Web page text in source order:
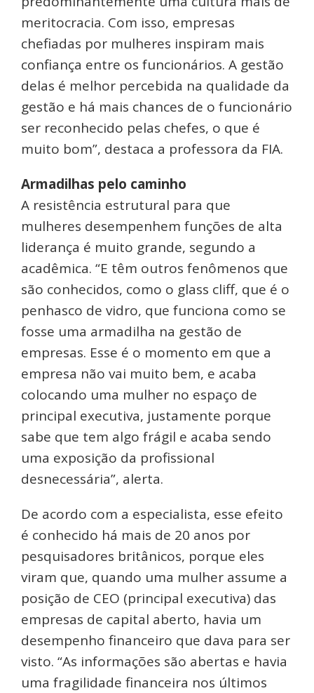
meritocracia. Com isso, empresas
chefiadas por mulheres inspiram mais
confiança entre os funcionários. A gestão
delas é melhor percebida na qualidade da
gestão e há mais chances de o funcionário
ser reconhecido pelas chefes, o que é
muito bom”, destaca a professora da FIA.
Armadilhas pelo caminho
A resistência estrutural para que
mulheres desempenhem funções de alta
liderança é muito grande, segundo a
acadêmica. “E têm outros fenômenos que
são conhecidos, como o glass cliff, que é o
penhasco de vidro, que funciona como se
fosse uma armadilha na gestão de
empresas. Esse é o momento em que a
empresa não vai muito bem, e acaba
colocando uma mulher no espaço de
principal executiva, justamente porque
sabe que tem algo frágil e acaba sendo
uma exposição da profissional
desnecessária”, alerta.
De acordo com a especialista, esse efeito
é conhecido há mais de 20 anos por
pesquisadores britânicos, porque eles
viram que, quando uma mulher assume a
posição de CEO (principal executiva) das
empresas de capital aberto, havia um
desempenho financeiro que dava para ser
visto. “As informações são abertas e havia
uma fragilidade financeira nos últimos